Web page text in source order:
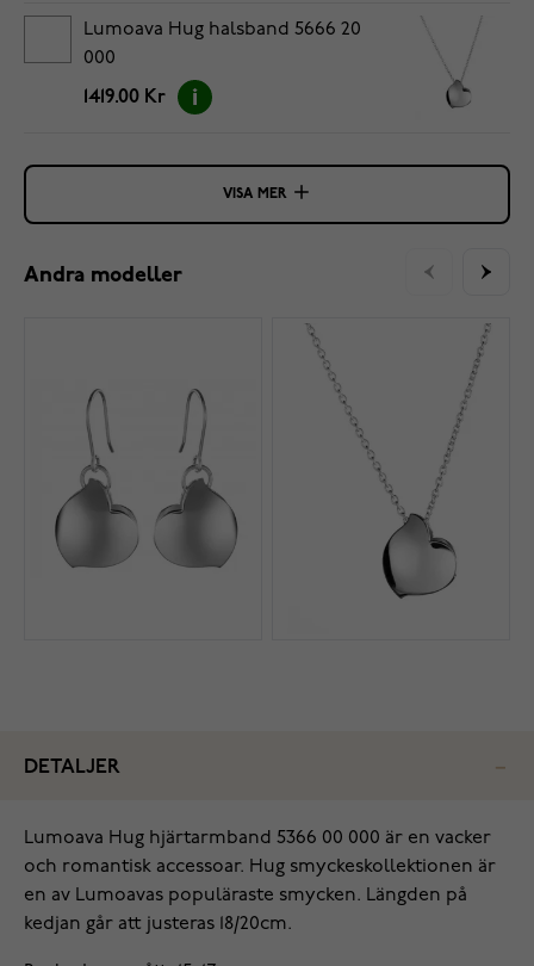
Lumoava Hug halsband 5666 20
000
1419.00 Kr
VISA MER
Andra modeller
DETALJER
Lumoava Hug hjärtarmband 5366 00 000 är en vacker
och romantisk accessoar. Hug smyckeskollektionen är
en av Lumoavas populäraste smycken. Längden på
kedjan går att justeras 18/20cm.